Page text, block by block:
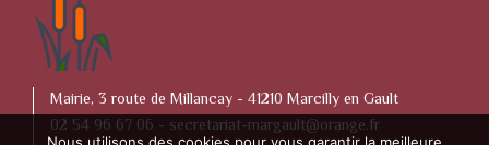
Mairie, 3 route de Millancay - 41210 Marcilly en Gault
02 54 96 67 06 - secretariat-margault@orange.fr